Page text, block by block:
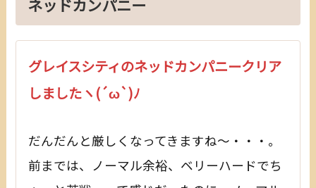
ネッドカンパニー
グレイスシティのネッドカンパニークリア
しましたヽ(´ω`)ﾉ
だんだんと厳しくなってきますね～・・・。
前までは、ノーマル余裕、ベリーハードでち